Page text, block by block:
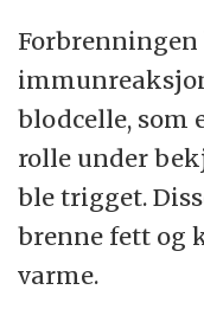
Forbrenningen
blodcelle, som
rolle under
ble trigget.
brenne fett og
varme.